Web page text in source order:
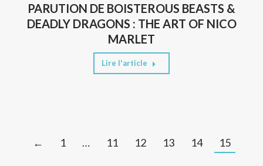
PARUTION DE BOISTEROUS BEASTS &
DEADLY DRAGONS : THE ART OF NICO
MARLET
Lire l'article
← 1 … 11 12 13 14 15